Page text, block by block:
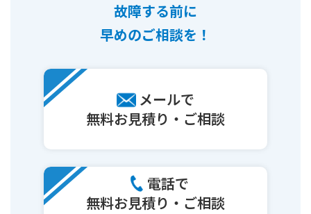
故障する前に
早めのご相談を！
メールで
無料お見積り・ご相談
電話で
無料お見積り・ご相談